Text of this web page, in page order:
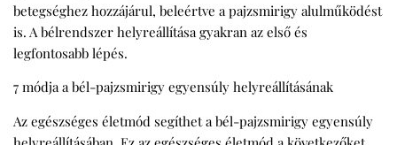
betegséghez hozzájárul, beleértve a pajzsmirigy alulműködést
is. A bélrendszer helyreállítása gyakran az első és
legfontosabb lépés.
7 módja a bél-pajzsmirigy egyensúly helyreállításának
Az egészséges életmód segíthet a bél-pajzsmirigy egyensúly